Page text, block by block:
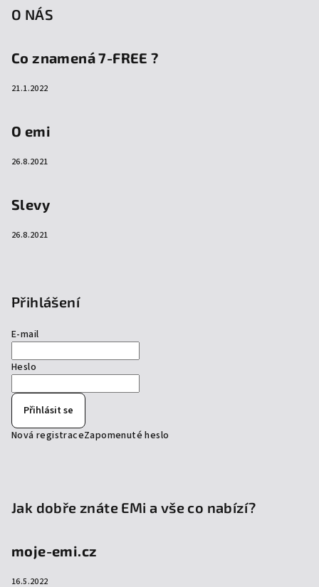
O NÁS
Co znamená 7-FREE ?
21.1.2022
O emi
26.8.2021
Slevy
26.8.2021
Přihlášení
E-mail
Heslo
Přihlásit se
Nová registraceZapomenuté heslo
Jak dobře znáte EMi a vše co nabízí?
moje-emi.cz
16.5.2022